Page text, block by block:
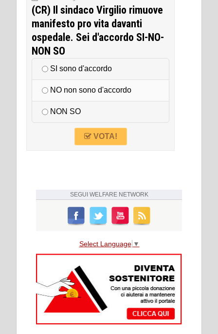
(CR) Il sindaco Virgilio rimuove
manifesto pro vita davanti
ospedale. Sei d'accordo SI-NO-
NON SO
SI sono d'accordo
NO non sono d'accordo
NON SO
VOTA!
SEGUI WELFARE NETWORK
Select Language ▼